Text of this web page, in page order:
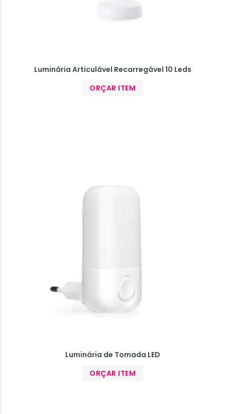
Luminária Articulável Recarregável 10 Leds
ORÇAR ITEM
Luminária de Tomada LED
ORÇAR ITEM